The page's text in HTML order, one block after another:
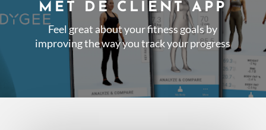
MET DE CLIENT APP
Feel great about your fitness goals by
improving the way you track your progress